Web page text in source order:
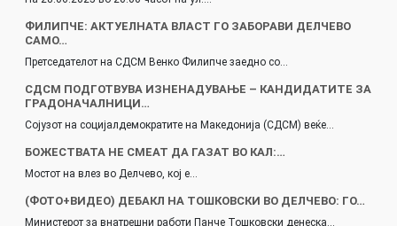
ФИЛИПЧЕ: АКТУЕЛНАТА ВЛАСТ ГО ЗАБОРАВИ ДЕЛЧЕВО
САМО…
Претседателот на СДСМ Венко Филипче заедно со…
СДСМ ПОДГОТВУВА ИЗНЕНАДУВАЊЕ – КАНДИДАТИТЕ ЗА
ГРАДОНАЧАЛНИЦИ…
Сојузот на социјалдемократите на Македонија (СДСМ) веќе…
БОЖЕСТВАТА НЕ СМЕАТ ДА ГАЗАТ ВО КАЛ:…
Мостот на влез во Делчево, кој е…
(ФОТО+ВИДЕО) ДЕБАКЛ НА ТОШКОВСКИ ВО ДЕЛЧЕВО: ГО…
Министерот за внатрешни работи Панче Тошковски денеска…